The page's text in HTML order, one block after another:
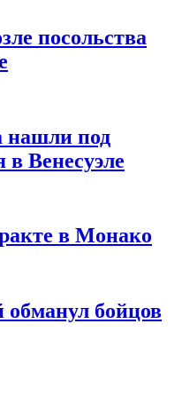
посольства
нашли под
в Венесуэле
в Монако
бойцов